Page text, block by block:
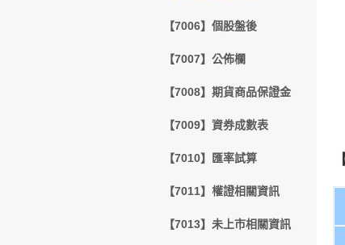
【7006】個股盤後
【7007】公佈欄
【7008】期貨商品保證金
【7009】資券成數表
【7010】匯率試算
【7011】權證相關資訊
【7013】未上市相關資訊